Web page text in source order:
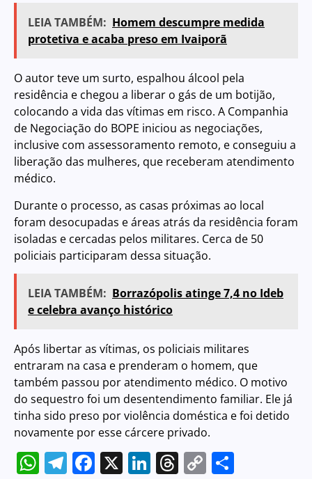
LEIA TAMBÉM: Homem descumpre medida
protetiva e acaba preso em Ivaiporã
O autor teve um surto, espalhou álcool pela
residência e chegou a liberar o gás de um botijão,
colocando a vida das vítimas em risco. A Companhia
de Negociação do BOPE iniciou as negociações,
inclusive com assessoramento remoto, e conseguiu a
liberação das mulheres, que receberam atendimento
médico.
Durante o processo, as casas próximas ao local
foram desocupadas e áreas atrás da residência foram
isoladas e cercadas pelos militares. Cerca de 50
policiais participaram dessa situação.
LEIA TAMBÉM: Borrazópolis atinge 7,4 no Ideb
e celebra avanço histórico
Após libertar as vítimas, os policiais militares
entraram na casa e prenderam o homem, que
também passou por atendimento médico. O motivo
do sequestro foi um desentendimento familiar. Ele já
tinha sido preso por violência doméstica e foi detido
novamente por esse cárcere privado.
WhatsApp
Telegram
Facebook
X LinkedIn
Threads
Copy